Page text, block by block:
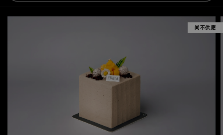
尚不供應